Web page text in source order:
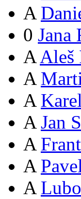
A
0 Jana
A Aleš
A
A
A Jan
A
A
A